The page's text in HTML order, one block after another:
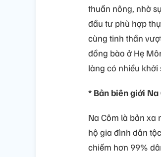
thuần nông, nhờ
đầu tư phù hợp
cùng tinh thần
đồng bào ở Hẹ
làng có nhiều khởi
* Bản biên giới
Na Côm là bản xa
hộ gia đình dân
chiếm hơn 99%